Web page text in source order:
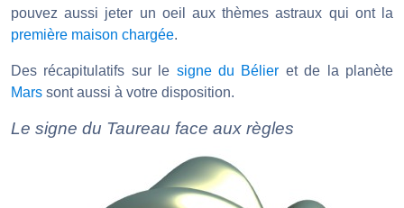
pouvez aussi jeter un oeil aux thèmes astraux qui ont la
première maison chargée.
Des récapitulatifs sur le signe du Bélier et de la planète
Mars sont aussi à votre disposition.
Le signe du Taureau face aux règles